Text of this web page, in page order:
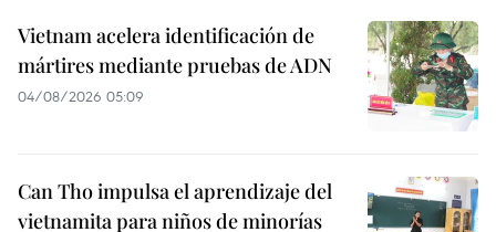
Vietnam acelera identificación de
mártires mediante pruebas de ADN
04/08/2026 05:09
Can Tho impulsa el aprendizaje del
vietnamita para niños de minorías